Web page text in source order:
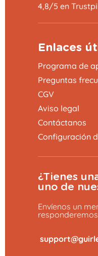
4,8/5 en
Enlaces
Programa de
Preguntas
CGV
Aviso legal
Contáctanos
Configuración
¿Tienes
uno de
Envíenos un